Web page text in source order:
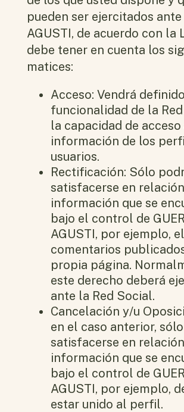
pueden ser ejercitados ante
AGUSTI, de acuerdo con la
debe tener en cuenta los
matices:
Acceso: Vendrá
funcionalidad de la
la capacidad de acceso
información de los
usuarios.
Rectificación: Sólo
satisfacerse en
información que se
bajo el control de
AGUSTI, por ejemplo,
comentarios
propia página.
este derecho deberá
ante la Red Social.
Cancelación y/u
en el caso anterior,
satisfacerse en
información que se
bajo el control de
AGUSTI, por ejemplo,
estar unido al perfil.